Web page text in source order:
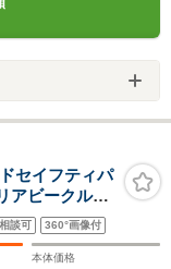
セイフティパ
ビークルデ
クルーズ 禁
正18インチ
談可 360°画像付
本体価格